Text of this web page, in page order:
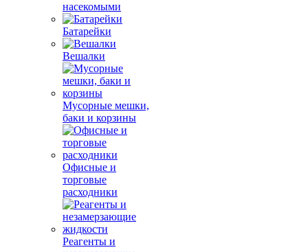
насекомыми
Батарейки
Вешалки
Мусорные мешки,
баки и корзины
Офисные и
торговые
расходники
Реагенты и